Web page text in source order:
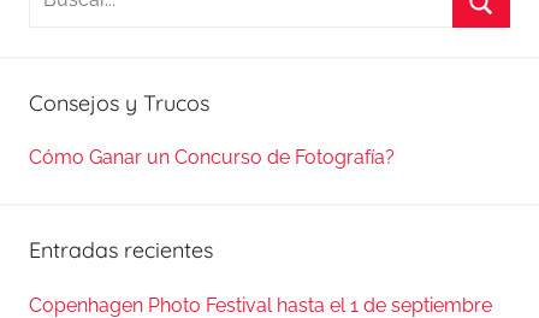
Consejos y Trucos
Cómo Ganar un Concurso de Fotografía?
Entradas recientes
Copenhagen Photo Festival hasta el 1 de septiembre